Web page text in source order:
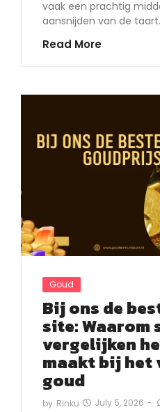
vaak een prachtig
aansnijden van de
Read More
Goud
Bij ons de
site: Waarom
vergelijken
maakt bij het
goud
by Rinku July 5, 2026 -